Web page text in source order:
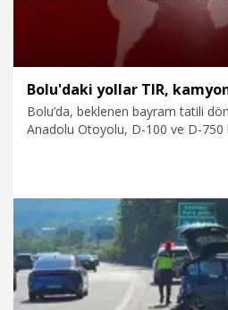
Bolu’da, beklenen bayram tatili
Anadolu Otoyolu, D-100 ve D-750
28.05.2026 Gündem